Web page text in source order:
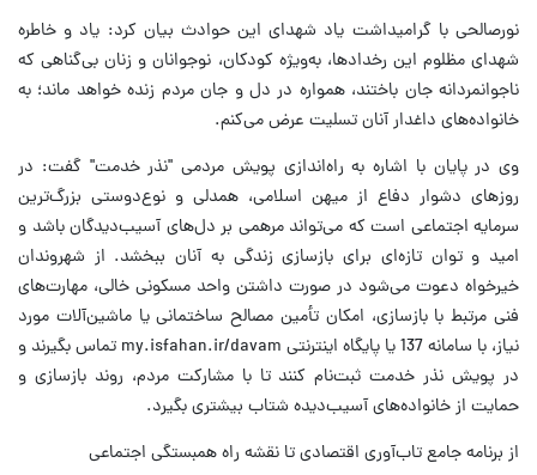
نورصالحی با گرامیداشت یاد شهدای این حوادث بیان کرد: یاد و خاطره
شهدای مظلوم این رخدادها، به‌ویژه کودکان، نوجوانان و زنان بی‌گناهی که
ناجوانمردانه جان باختند، همواره در دل و جان مردم زنده خواهد ماند؛ به
خانواده‌های داغدار آنان تسلیت عرض می‌کنم.
وی در پایان با اشاره به راه‌اندازی پویش مردمی "نذر خدمت" گفت: در
روزهای دشوار دفاع از میهن اسلامی، همدلی و نوع‌دوستی بزرگ‌ترین
سرمایه اجتماعی است که می‌تواند مرهمی بر دل‌های آسیب‌دیدگان باشد و
امید و توان تازه‌ای برای بازسازی زندگی به آنان ببخشد. از شهروندان
خیرخواه دعوت می‌شود در صورت داشتن واحد مسکونی خالی، مهارت‌های
فنی مرتبط با بازسازی، امکان تأمین مصالح ساختمانی یا ماشین‌آلات مورد
نیاز، با سامانه 137 یا پایگاه اینترنتی my.isfahan.ir/davam تماس بگیرند و
در پویش نذر خدمت ثبت‌نام کنند تا با مشارکت مردم، روند بازسازی و
حمایت از خانواده‌های آسیب‌دیده شتاب بیشتری بگیرد.
از برنامه جامع تاب‌آوری اقتصادی تا نقشه راه همبستگی اجتماعی